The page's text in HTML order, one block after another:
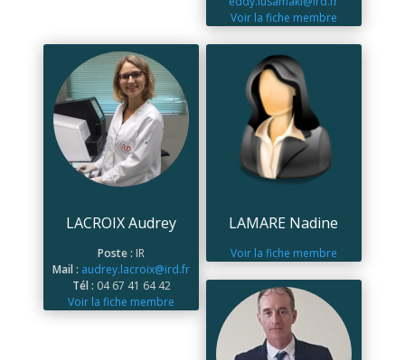
Voir la fiche membre
LACROIX Audrey
Poste : IR
Mail : audrey.lacroix@ird.fr
Tél : 04 67 41 64 42
Voir la fiche membre
LAMARE Nadine
Voir la fiche membre